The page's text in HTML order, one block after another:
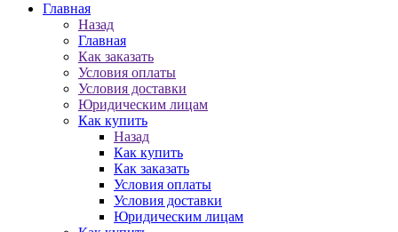
Главная
Назад
Главная
Как заказать
Условия оплаты
Условия доставки
Юридическим лицам
Как купить
Назад
Как купить
Как заказать
Условия оплаты
Условия доставки
Юридическим лицам